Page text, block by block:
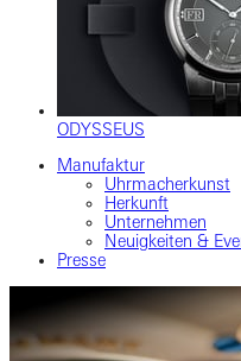
ODYSSEUS
Manufaktur
Uhrmacherkunst
Herkunft
Unternehmen
Neuigkeiten &
Presse